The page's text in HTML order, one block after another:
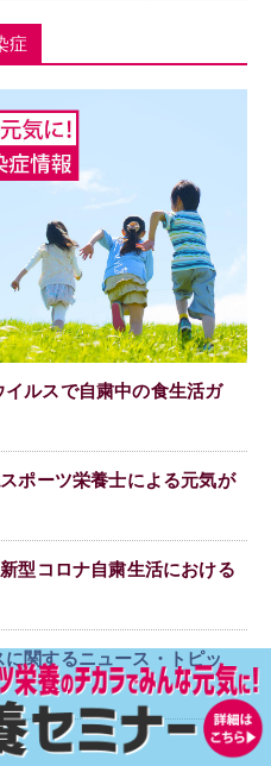
症
イルスで自粛中の食生活ガ
ポーツ栄養士による元気が
型コロナ自粛生活における
に関するニュース・トピッ